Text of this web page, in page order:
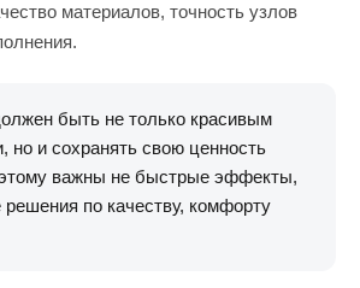
материалов, точность узлов
быть не только красивым
но и сохранять свою ценность
важны не быстрые эффекты,
по качеству, комфорту